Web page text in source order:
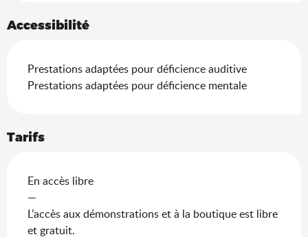
Accessibilité
Prestations adaptées pour déficience auditive
Prestations adaptées pour déficience mentale
Tarifs
En accès libre
—
L’accès aux démonstrations et à la boutique est libre
et gratuit.